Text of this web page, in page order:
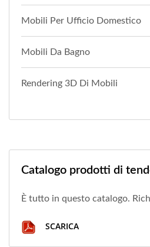
Mobili Per Ufficio Domestico
Mobili Da Bagno
Rendering 3D Di Mobili
Catalogo prodotti di
È tutto in questo catalogo.
SCARICA